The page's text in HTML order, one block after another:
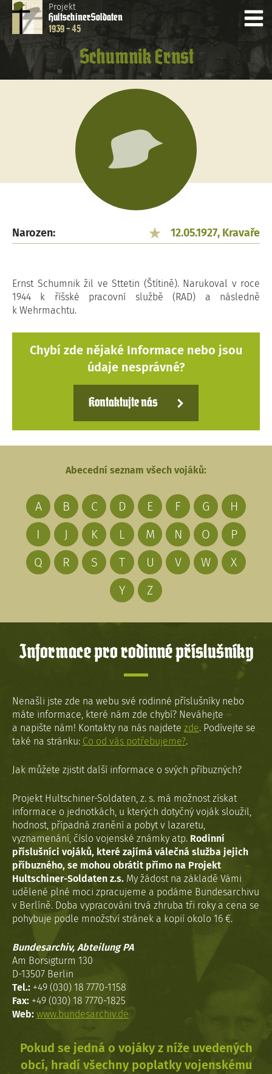
Projekt
HultschinerSoldaten
1939 - 45
Schumnik Ernst
Narozen: 12.05.1927, Kravaře
Ernst Schumnik žil ve Sttetin (Štítině). Narukoval v roce
1944 k říšské pracovní službě (RAD) a následně
k Wehrmachtu.
Chybí zde nějaké Informace nebo jsou
údaje nesprávné?
Kontaktujte nás
Abecední seznam všech vojáků:
A B C D E F G
H
I
J K L M N O
P
Q
R S T U V W
X
Y
Z
Informace pro rodinné příslušníky
Nenašli jste zde na webu své rodinné příslušníky nebo
máte informace, které nám zde chybí? Neváhejte
a napište nám! Kontakty na nás najdete zde. Podívejte se
také na stránku: Co od vás potřebujeme?.
Jak můžete zjistit další informace o svých příbuzných?
Projekt Hultschiner-Soldaten, z. s. má možnost získat
informace o jednotkách, u kterých dotyčný voják sloužil,
hodnost, případná zranění a pobyt v lazaretu,
vyznamenání, číslo vojenské známky atp. Rodinní
příslušníci vojáků, které zajímá válečná služba jejich
příbuzného, se mohou obrátit přímo na Projekt
Hultschiner-Soldaten z.s. My žádost na základě Vámi
udělené plné moci zpracujeme a podáme Bundesarchivu
v Berlíně. Doba vypracováni trvá zhruba tři roky a cena se
pohybuje podle množství stránek a kopií okolo 16 €.
Bundesarchiv, Abteilung PA
Am Borsigturm 130
D-13507 Berlin
Tel.: +49 (030) 18 7770-1158
Fax: +49 (030) 18 7770-1825
Web: www.bundesarchiv.de
Pokud se jedná o vojáky z níže uvedených
obcí, hradí všechny poplatky vojenskému